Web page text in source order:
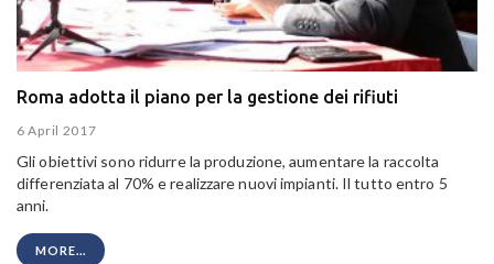
Roma adotta il piano per la gestione dei rifiuti
6 April 2017
Gli obiettivi sono ridurre la produzione, aumentare la raccolta
differenziata al 70% e realizzare nuovi impianti. Il tutto entro 5
anni.
MORE...